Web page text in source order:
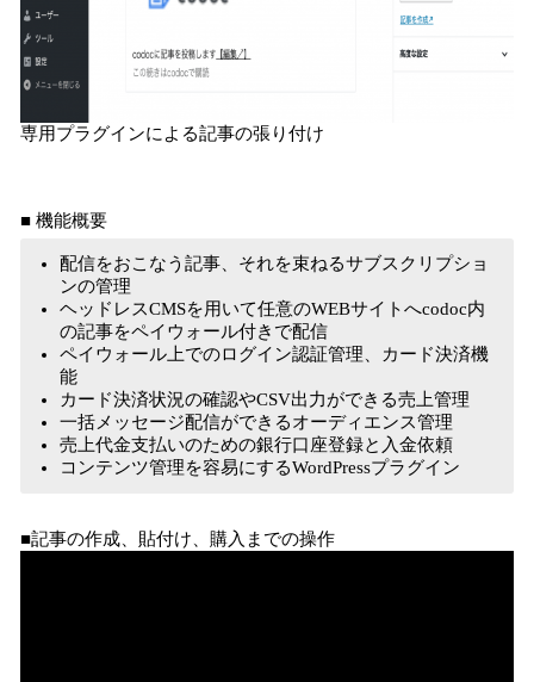
専用プラグインによる記事の張り付け
■ 機能概要
配信をおこなう記事、それを束ねるサブスクリプショ
ンの管理
ヘッドレスCMSを用いて任意のWEBサイトへcodoc内
の記事をペイウォール付きで配信
ペイウォール上でのログイン認証管理、カード決済機
能
カード決済状況の確認やCSV出力ができる売上管理
一括メッセージ配信ができるオーディエンス管理
売上代金支払いのための銀行口座登録と入金依頼
コンテンツ管理を容易にするWordPressプラグイン
■記事の作成、貼付け、購入までの操作